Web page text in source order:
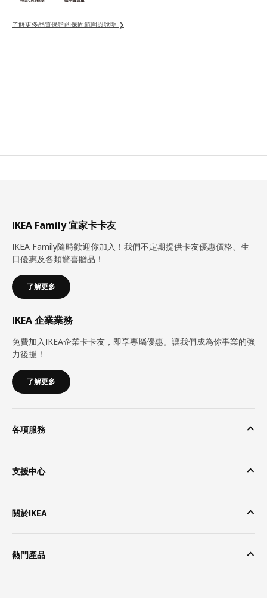
了解更多品質保證的保固範圍與說明 ❯
IKEA Family 宜家卡卡友
IKEA Family隨時歡迎你加入！我們不定期提供卡友優惠價格、生
日優惠及各類驚喜贈品！
了解更多
IKEA 企業業務
免費加入IKEA企業卡卡友，即享專屬優惠。讓我們成為你事業的強
力後援！
了解更多
各項服務
支援中心
關於IKEA
熱門產品